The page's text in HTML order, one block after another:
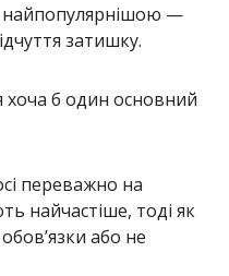
найпопулярнішою —
затишку.
б один основний
переважно на
найчастіше, тоді як
або не